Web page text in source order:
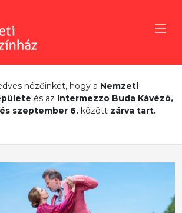
nézőinket, hogy a Nemzeti
és az Intermezzo Buda Kávézó,
szeptember 6. között zárva tart.